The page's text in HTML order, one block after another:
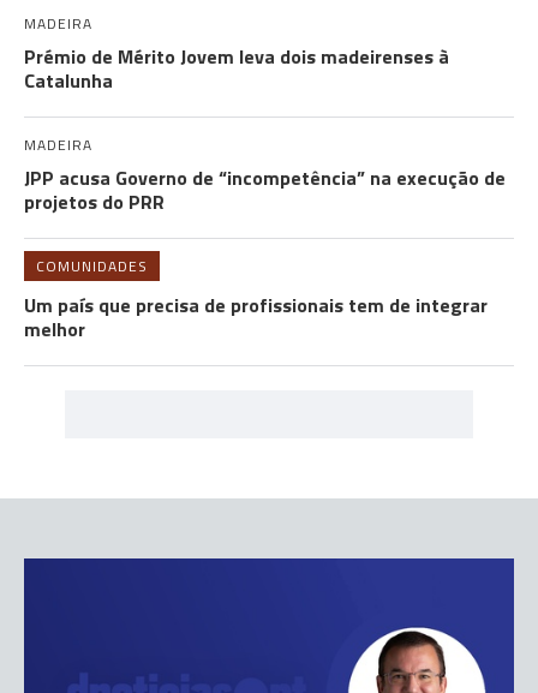
MADEIRA
Prémio de Mérito Jovem leva dois madeirenses à
Catalunha
MADEIRA
JPP acusa Governo de “incompetência” na execução de
projetos do PRR
COMUNIDADES
Um país que precisa de profissionais tem de integrar
melhor